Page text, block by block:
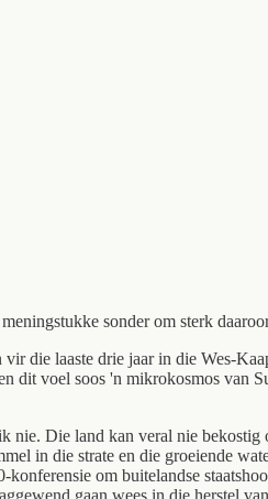
sonder om sterk
die laaste drie jaar in die Wes-
dit voel soos 'n mikrokosmos van
Die land kan veral nie
in die strate en die groeiende
om buitelandse